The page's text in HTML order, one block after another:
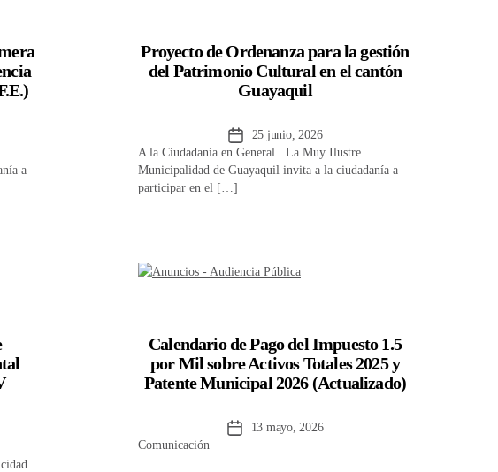
a
Proyecto de Ordenanza para la gestión
del Patrimonio Cultural en el cantón
Guayaquil
Fecha
de
la
entrada
25 junio, 2026
A la Ciudadanía en General La Muy Ilustre
Municipalidad de Guayaquil invita a la ciudadanía a
participar en el […]
Calendario de Pago del Impuesto 1.5
por Mil sobre Activos Totales 2025 y
Patente Municipal 2026 (Actualizado)
Fecha13 mayo, 2026
Comunicación